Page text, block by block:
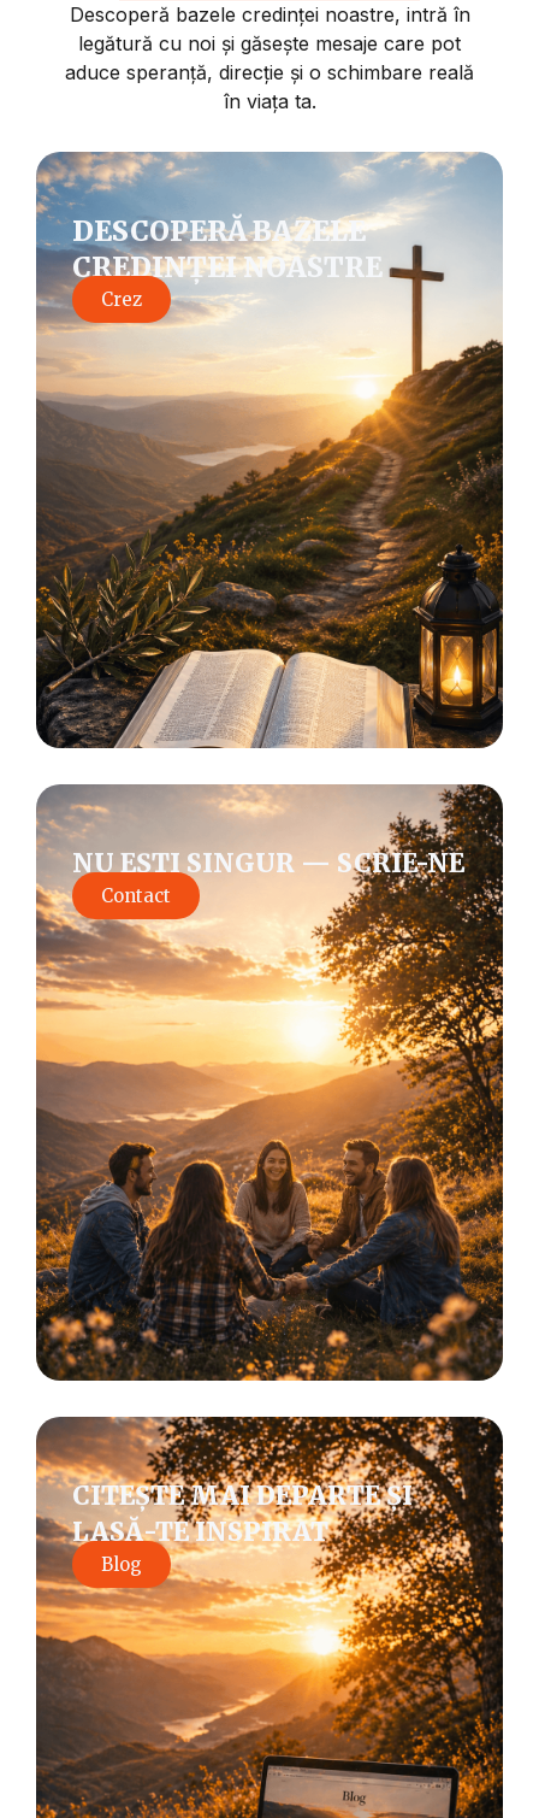
Descoperă bazele credinței noastre, intră în
legătură cu noi și găsește mesaje care pot
aduce speranță, direcție și o schimbare reală
în viața ta.
DESCOPERĂ BAZELE
CREDINȚEI NOASTRE
Crez
NU EȘTI SINGUR — SCRIE-NE
Contact
CITEȘTE MAI DEPARTE ȘI
LASĂ-TE INSPIRAT
Blog